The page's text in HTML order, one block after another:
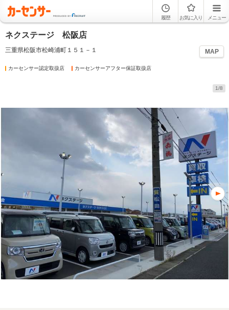
履歴 お気に入り メニュー
ネクステージ 松阪店
三重県松阪市松崎浦町１５１－１ MAP
カーセンサー認定取扱店 カーセンサーアフター保証取扱店
1/8